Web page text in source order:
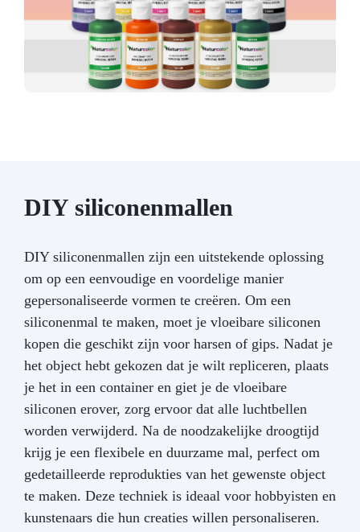
DIY siliconenmallen
DIY siliconenmallen zijn een uitstekende oplossing
om op een eenvoudige en voordelige manier
gepersonaliseerde vormen te creëren. Om een
siliconenmal te maken, moet je vloeibare siliconen
kopen die geschikt zijn voor harsen of gips. Nadat je
het object hebt gekozen dat je wilt repliceren, plaats
je het in een container en giet je de vloeibare
siliconen erover, zorg ervoor dat alle luchtbellen
worden verwijderd. Na de noodzakelijke droogtijd
krijg je een flexibele en duurzame mal, perfect om
gedetailleerde reprodukties van het gewenste object
te maken. Deze techniek is ideaal voor hobbyisten en
kunstenaars die hun creaties willen personaliseren.